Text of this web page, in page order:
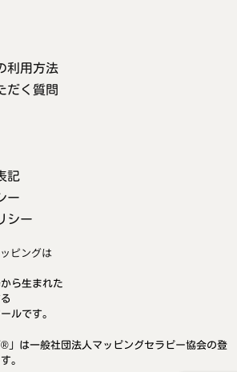
利用方法
だく質問
記
ー
シー
ピングは
ら生まれた
ルです。
®」は一般社団法人マッピングセラピー協会の登
。